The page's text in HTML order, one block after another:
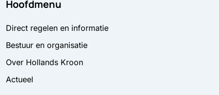
Hoofdmenu
Direct regelen en informatie
Bestuur en organisatie
Over Hollands Kroon
Actueel